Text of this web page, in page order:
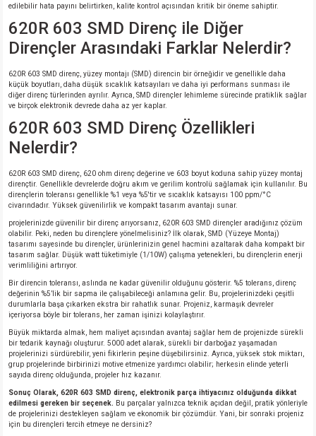
edilebilir hata payını belirtirken, kalite kontrol açısından kritik bir öneme sahiptir.
620R 603 SMD Direnç ile Diğer
Dirençler Arasındaki Farklar Nelerdir?
620R 603 SMD direnç, yüzey montajı (SMD) direncin bir örneğidir ve genellikle daha
küçük boyutları, daha düşük sıcaklık katsayıları ve daha iyi performans sunması ile
diğer direnç türlerinden ayrılır. Ayrıca, SMD dirençler lehimleme sürecinde pratiklik sağlar
ve birçok elektronik devrede daha az yer kaplar.
620R 603 SMD Direnç Özellikleri
Nelerdir?
620R 603 SMD direnç, 620 ohm direnç değerine ve 603 boyut koduna sahip yüzey montaj
dirençtir. Genellikle devrelerde doğru akım ve gerilim kontrolü sağlamak için kullanılır. Bu
dirençlerin toleransı genellikle %1 veya %5'tir ve sıcaklık katsayısı 100 ppm/°C
civarındadır. Yüksek güvenilirlik ve kompakt tasarım avantajı sunar.
projelerinizde güvenilir bir direnç arıyorsanız, 620R 603 SMD dirençler aradığınız çözüm
olabilir. Peki, neden bu dirençlere yönelmelisiniz? İlk olarak, SMD (Yüzeye Montaj)
tasarımı sayesinde bu dirençler, ürünlerinizin genel hacmini azaltarak daha kompakt bir
tasarım sağlar. Düşük watt tüketimiyle (1/10W) çalışma yetenekleri, bu dirençlerin enerji
verimliliğini artırıyor.
Bir direncin toleransı, aslında ne kadar güvenilir olduğunu gösterir. %5 tolerans, direnç
değerinin %5’lik bir sapma ile çalışabileceği anlamına gelir. Bu, projelerinizdeki çeşitli
durumlarla başa çıkarken ekstra bir rahatlık sunar. Projeniz, karmaşık devreler
içeriyorsa böyle bir tolerans, her zaman işinizi kolaylaştırır.
Büyük miktarda almak, hem maliyet açısından avantaj sağlar hem de projenizde sürekli
bir tedarik kaynağı oluşturur. 5000 adet alarak, sürekli bir darboğaz yaşamadan
projelerinizi sürdürebilir, yeni fikirlerin peşine düşebilirsiniz. Ayrıca, yüksek stok miktarı,
grup projelerinde birbirinizi motive etmenize yardımcı olabilir; herkesin elinde yeterli
sayıda direnç olduğunda, projeler hız kazanır.
Sonuç Olarak, 620R 603 SMD direnç, elektronik parça ihtiyacınız olduğunda dikkat
edilmesi gereken bir seçenek. Bu parçalar yalnızca teknik açıdan değil, pratik yönleriyle
de projelerinizi destekleyen sağlam ve ekonomik bir çözümdür. Yani, bir sonraki projeniz
için bu dirençleri tercih etmeye ne dersiniz?